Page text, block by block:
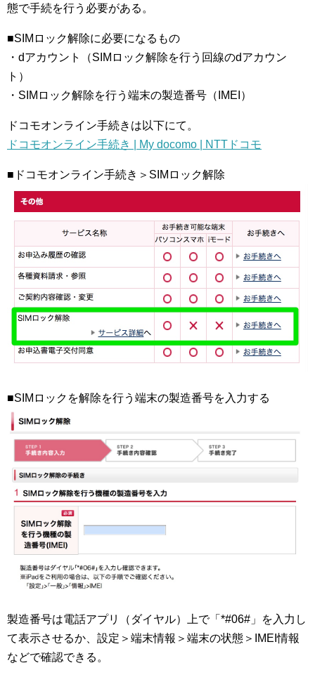
態で手続を行う必要がある。
■SIMロック解除に必要になるもの
・dアカウント（SIMロック解除を行う回線のdアカウン
ト）
・SIMロック解除を行う端末の製造番号（IMEI）
ドコモオンライン手続きは以下にて。
ドコモオンライン手続き | My docomo | NTTドコモ
■ドコモオンライン手続き＞SIMロック解除
■SIMロックを解除を行う端末の製造番号を入力する
製造番号は電話アプリ（ダイヤル）上で「*#06#」を入力し
て表示させるか、設定＞端末情報＞端末の状態＞IMEI情報
などで確認できる。